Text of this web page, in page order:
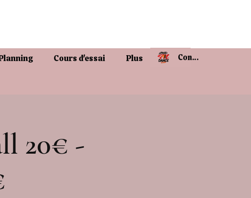
Cours d'essai Plus Connexion
20€ -